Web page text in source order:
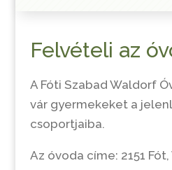
Felvételi az
A Fóti Szabad Waldorf
vár gyermekeket a
csoportjaiba.
Az óvoda címe: 2151